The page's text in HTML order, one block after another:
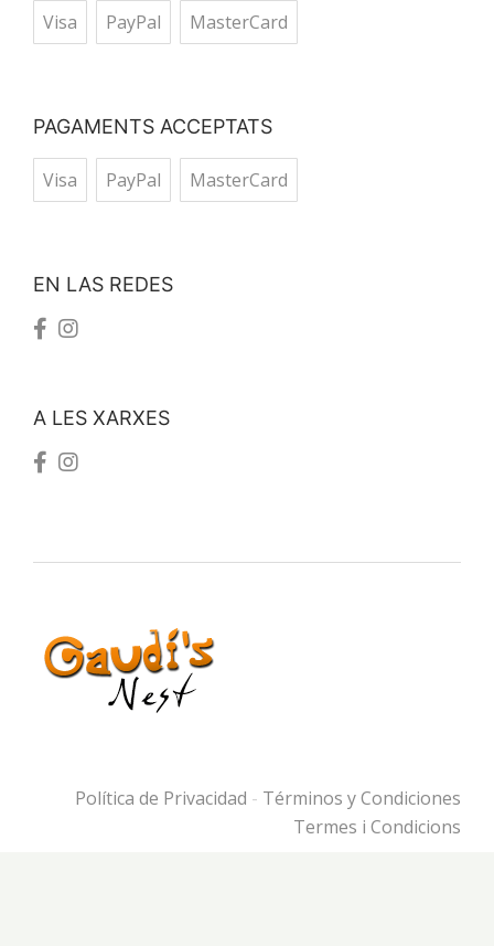
Visa PayPal MasterCard
PAGAMENTS ACCEPTATS
Visa PayPal MasterCard
EN LAS REDES
A LES XARXES
Política de Privacidad - Términos y Condiciones
Termes i Condicions